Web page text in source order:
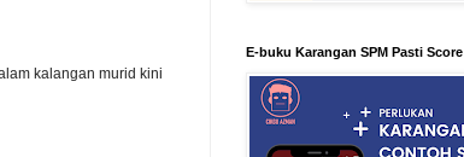
kalangan murid kini
E-buku Karangan SPM Pasti Score